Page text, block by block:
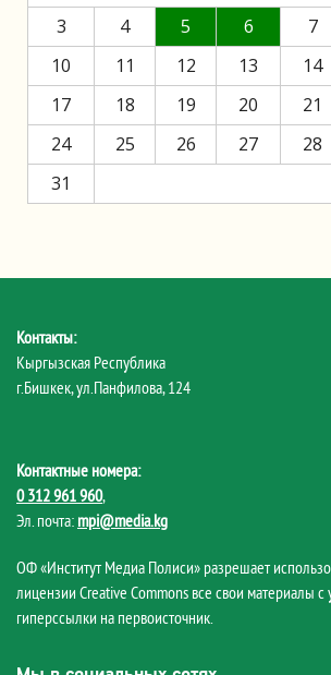
3
4 5 6 7
10
11 12 13 14
17
18 19 20 21
24
25 26 27 28
31
Контакты:
Кыргызская Республика
г.Бишкек, ул.Панфилова, 124
Контактные номера:
0 312 961 960,
Эл. почта: mpi@media.kg
ОФ «Институт Медиа Полиси» разрешает
лицензии Creative Commons все свои материалы с
гиперссылки на первоисточник.